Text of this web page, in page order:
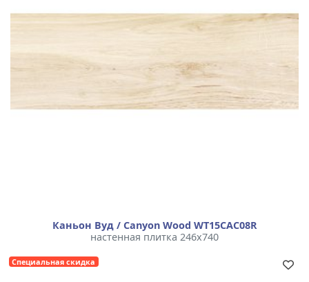
Каньон Вуд / Canyon Wood WT15CAC08R
настенная плитка 246x740
Специальная скидка